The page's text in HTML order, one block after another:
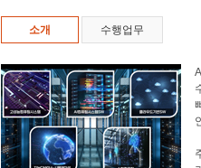
소개 수행업무